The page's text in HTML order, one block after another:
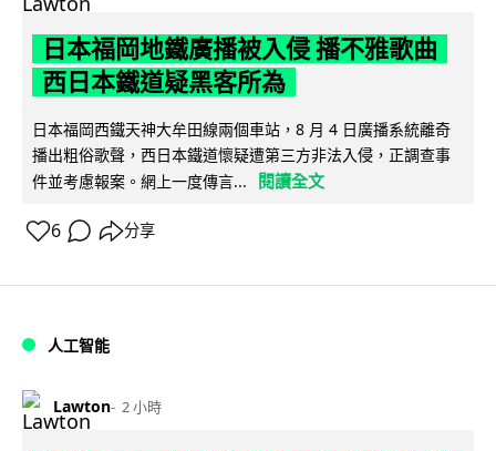
日本福岡地鐵廣播被入侵 播不雅歌曲
西日本鐵道疑黑客所為
日本福岡西鐵天神大牟田線兩個車站，8 月 4 日廣播系統離奇
播出粗俗歌聲，西日本鐵道懷疑遭第三方非法入侵，正調查事
件並考慮報案。網上一度傳言...
閱讀全文
6 分享
人工智能
Lawton 2 小時